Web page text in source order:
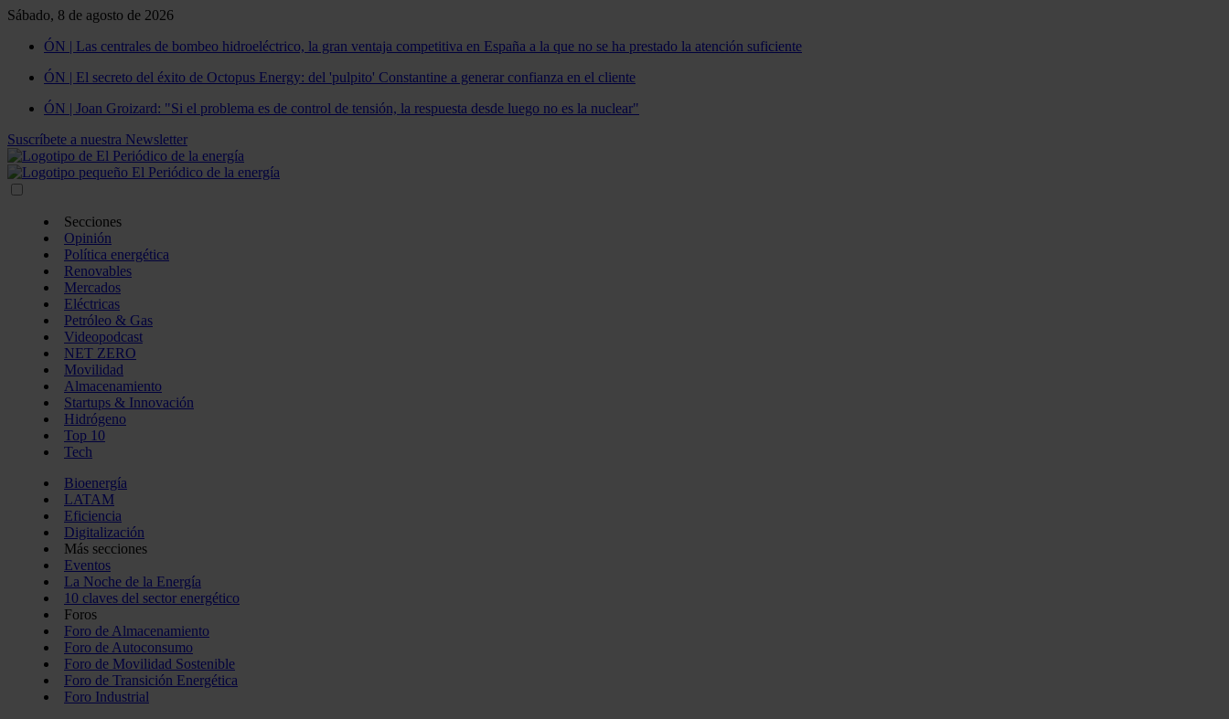
Sábado, 8 de agosto de 2026
ÓN | Las centrales de bombeo hidroeléctrico, la gran ventaja competitiva en España a la que no se ha prestado la atención suficiente
ÓN | El secreto del éxito de Octopus Energy: del 'pulpito' Constantine a generar confianza en el cliente
ÓN | Joan Groizard: "Si el problema es de control de tensión, la respuesta desde luego no es la nuclear"
Suscríbete a nuestra Newsletter
Secciones
Opinión
Política energética
Renovables
Mercados
Eléctricas
Petróleo & Gas
Videopodcast
NET ZERO
Movilidad
Almacenamiento
Startups & Innovación
Hidrógeno
Top 10
Tech
Bioenergía
LATAM
Eficiencia
Digitalización
Más secciones
Eventos
La Noche de la Energía
10 claves del sector energético
Foros
Foro de Almacenamiento
Foro de Autoconsumo
Foro de Movilidad Sostenible
Foro de Transición Energética
Foro Industrial